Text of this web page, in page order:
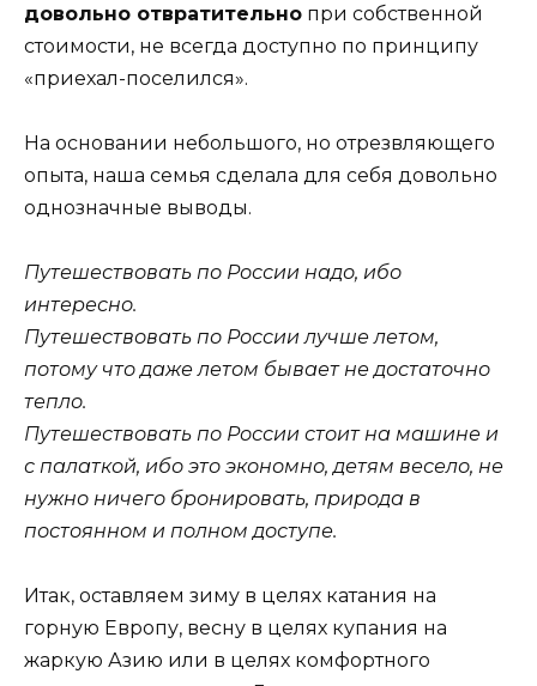
довольно отвратительно при собственной
стоимости, не всегда доступно по принципу
«приехал-поселился».
На основании небольшого, но отрезвляющего
опыта, наша семья сделала для себя довольно
однозначные выводы.
Путешествовать по России надо, ибо
интересно.
Путешествовать по России лучше летом,
потому что даже летом бывает не достаточно
тепло.
Путешествовать по России стоит на машине и
с палаткой, ибо это экономно, детям весело, не
нужно ничего бронировать, природа в
постоянном и полном доступе.
Итак, оставляем зиму в целях катания на
горную Европу, весну в целях купания на
жаркую Азию или в целях комфортного